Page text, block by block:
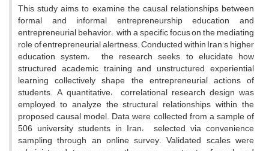
This study aims to examine the causal relationships between
formal and informal entrepreneurship education and
entrepreneurial behavior، with a specific focus on the mediating
role of entrepreneurial alertness. Conducted within Iran's higher
education system، the research seeks to elucidate how
structured academic training and unstructured experiential
learning collectively shape the entrepreneurial actions of
students. A quantitative، correlational research design was
employed to analyze the structural relationships within the
proposed causal model. Data were collected from a sample of
506 university students in Iran، selected via convenience
sampling through an online survey. Validated scales were